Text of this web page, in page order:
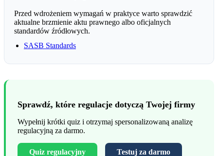
Przed wdrożeniem wymagań w praktyce warto sprawdzić
aktualne brzmienie aktu prawnego albo oficjalnych
standardów źródłowych.
SASB Standards
Sprawdź, które regulacje dotyczą Twojej firmy
Wypełnij krótki quiz i otrzymaj spersonalizowaną analizę
regulacyjną za darmo.
Quiz regulacyjny Testuj za darmo